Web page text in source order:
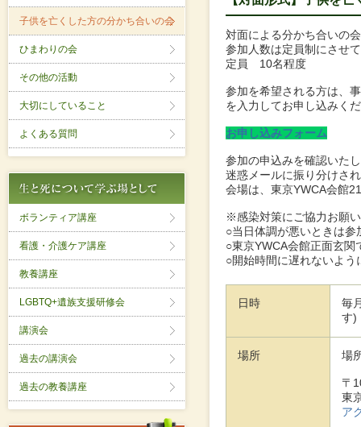
対面による分かち合いの
参加人数は定員制にさせ
定員 10名程度
参加を希望される方は、
を入力してお申し込みく
お申し込みフォーム
参加の申込みを確認いた
迷惑メールに振り分けさ
会場は、東京YWCA会館
※感染対策にご協力お願
○当日体調が悪いときは
○東京YWCA会館正面玄
○開始時間に遅れないよう
日時
毎
す)
場所 場
〒
東
ア
子供を亡くした方の分かち合いの会
ひまわりの会
その他の活動
大切にしていること
よくある質問
ボランティア講座
看護・介護ケア講座
教養講座
LGBTQ+遺族支援研修会
講演会
過去の講演会
過去の教養講座